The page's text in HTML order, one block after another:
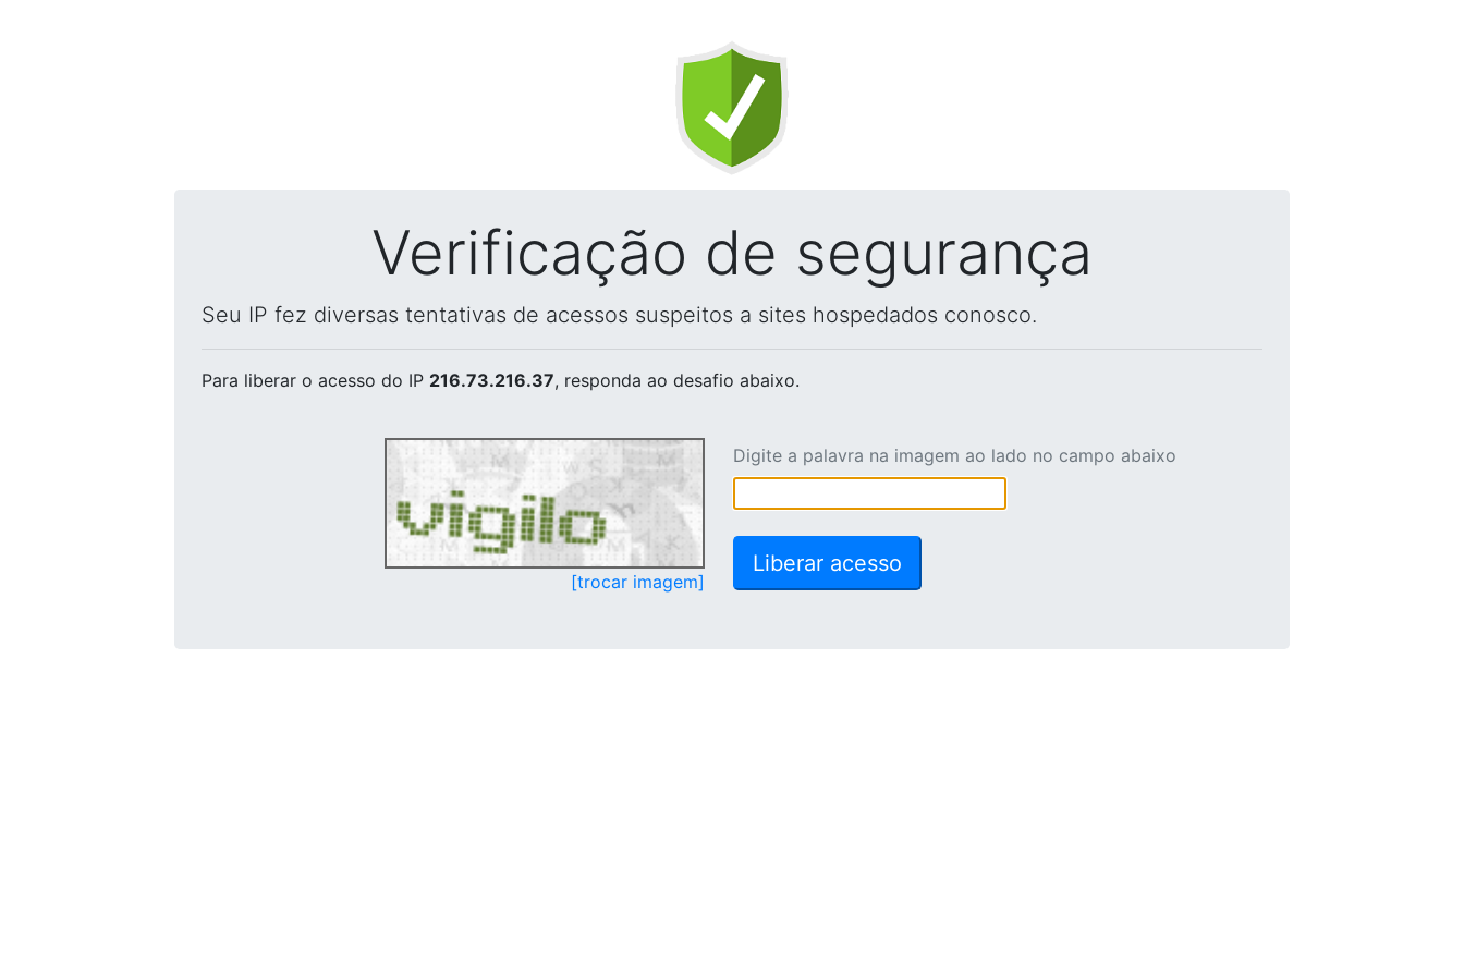
Verificação de segurança
Seu IP fez diversas tentativas de acessos suspeitos a sites hospedados conosco.
Para liberar o acesso do IP 216.73.216.37, responda ao desafio abaixo.
[trocar imagem]
Digite a palavra na imagem ao lado no campo abaixo